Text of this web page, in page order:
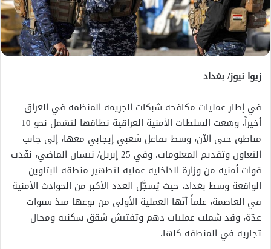
زيوا نيوز/ بغداد
في إطار عمليات مكافحة شبكات الجريمة المنظمة في العراق
أخيراً، وسّعت السلطات الأمنية العراقية نطاقها لتشمل نحو 10
مناطق حتى الآن، وسط تفاعل شعبي إيجابي معها، إلى جانب
التعاون وتقديم المعلومات. وفي 25 إبريل/ نيسان الماضي، نفّذت
قوات أمنية من وزارة الداخلية عملية لتطهير منطقة البتاوين
الواقعة وسط بغداد، حيث يُسجَّل العدد الأكبر من الحوادث الأمنية
في العاصمة، علماً أنّها العملية الأولى من نوعها منذ سنوات
عدّة، وقد شملت عمليات دهم وتفتيش شقق سكنية ومحال
تجارية في المنطقة كلها.